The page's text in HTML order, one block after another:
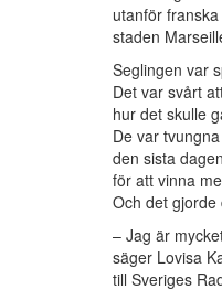
utanför franska
staden
Seglingen var
Det var svårt
hur det skulle
De var
den sista dagen
för att vinna
Och det gjorde
– Jag är
säger Lovisa
till Sveriges